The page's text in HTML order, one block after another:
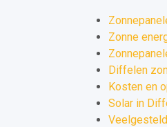
Zonne
Diffelen
Kosten en
Solar in